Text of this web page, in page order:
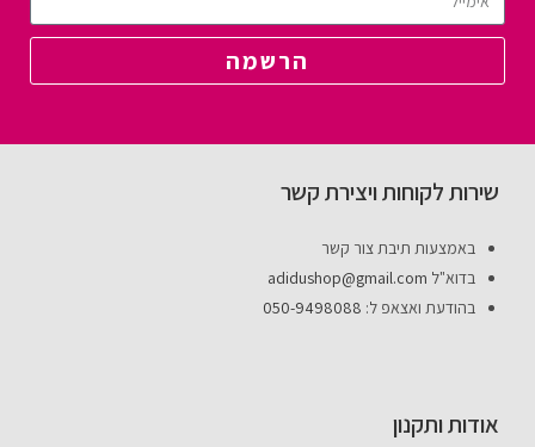
הרשמה
שירות לקוחות ויצירת קשר
באמצעות תיבת צור קשר
בדוא"ל adidushop@gmail.com
בהודעת ואצאפ ל: 050-9498088
אודות ותקנון